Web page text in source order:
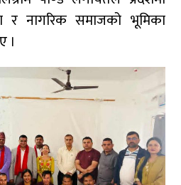
र नागरिक समाजको भूमिका
।